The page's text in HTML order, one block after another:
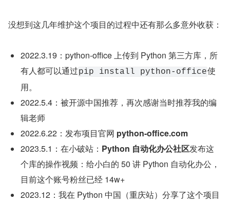
没想到这几年维护这个项目的过程中还有那么多意外收获：
2022.3.19：python-office 上传到 Python 第三方库，所
有人都可以通过pip install python-office使
用。
2022.5.4：被开源中国推荐，再次感谢当时推荐我的编
辑老师
2022.6.22：发布项目官网 python-office.com
2023.5.1：在小破站： Python 自动化办公社区发布这
个库的操作视频：给小白的 50 讲 Python 自动化办公，
目前这个账号粉丝已经 14w+
2023.12：我在 Python 中国（重庆站）分享了这个项目